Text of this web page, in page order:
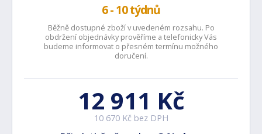
6 - 10 týdnů
Běžně dostupné zboží v uvedeném rozsahu. Po
obdržení objednávky prověříme a telefonicky Vás
budeme informovat o přesném termínu možného
doručení.
12 911 Kč
10 670 Kč bez DPH